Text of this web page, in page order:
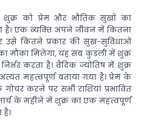
में शुक्र को प्रेम और भौतिक सुखों का
है। एक व्‍यक्‍ति अपने जीवन में कितना
उसे कितने प्रकार की सुख-सुविधाओं
मौका मिलेगा, यह सब कुंडली में शुक्र
करता है। वैदिक ज्‍योतिष में शुक्र
महत्‍वपूर्ण बताया गया है। प्रेम के
गोचर करने पर सभी राशियां प्रभावित
के महीने में शुक्र का एक महत्‍वपूर्ण
है।